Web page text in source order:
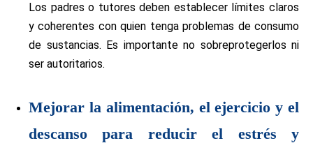
Los padres o tutores deben establecer límites claros
y coherentes con quien tenga problemas de consumo
de sustancias. Es importante no sobreprotegerlos ni
ser autoritarios.
Mejorar la alimentación, el ejercicio y el
descanso para reducir el estrés y